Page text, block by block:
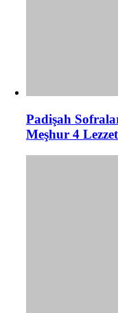
Padişah
Meşhur 4